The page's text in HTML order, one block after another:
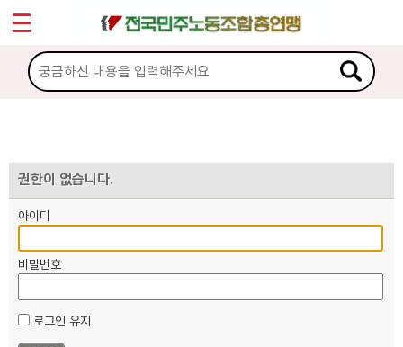
권한이 없습니다.
아이디
비밀번호
로그인 유지
마이페이지
소개
노동상담
자료
부설기관
업무